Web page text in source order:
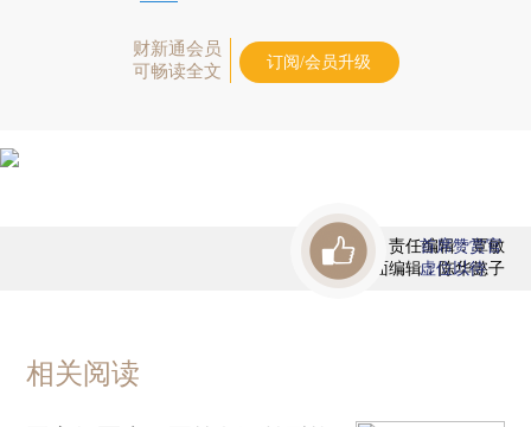
财新通会员
可畅读全文
订阅/会员升级
责任编辑：覃敏
版面编辑：陈华懿子
首席赞赏官
虚位以待
相关阅读